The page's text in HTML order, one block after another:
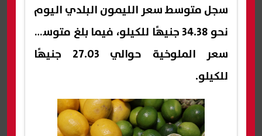
سجل متوسط سعر الليمون البلدي اليوم
نحو 34.38 جنيهًا للكيلو، فيما بلغ متوسط
سعر الملوخية حوالي 27.03 جنيهًا
للكيلو.